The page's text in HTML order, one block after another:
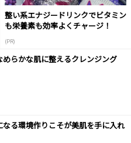
整い系エナジードリンクでビタミン
も栄養素も効率よくチャージ！
(PR)
めらかな肌に整えるクレンジング
なる環境作りこそが美肌を手に入れ